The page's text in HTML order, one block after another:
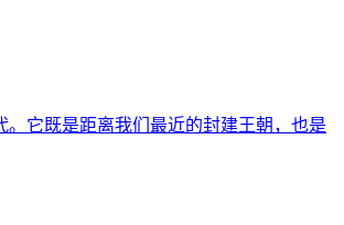
它既是距离我们最近的封建王朝，也是